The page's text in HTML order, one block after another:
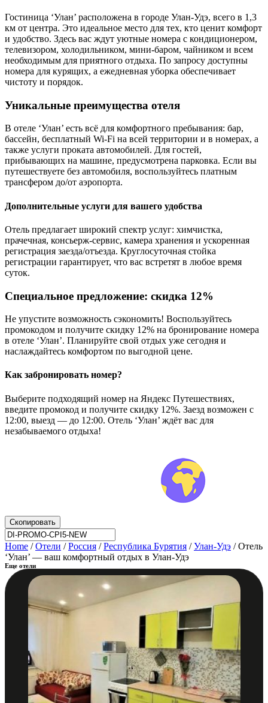
Гостиница ‘Улан’ расположена в городе Улан-Удэ, всего в 1,3
км от центра. Это идеальное место для тех, кто ценит комфорт
и удобство. Здесь вас ждут уютные номера с кондиционером,
телевизором, холодильником, мини-баром, чайником и всем
необходимым для приятного отдыха. По запросу доступны
номера для курящих, а ежедневная уборка обеспечивает
чистоту и порядок.
Уникальные преимущества отеля
В отеле ‘Улан’ есть всё для комфортного пребывания: бар,
бассейн, бесплатный Wi-Fi на всей территории и в номерах, а
также услуги проката автомобилей. Для гостей,
прибывающих на машине, предусмотрена парковка. Если вы
путешествуете без автомобиля, воспользуйтесь платным
трансфером до/от аэропорта.
Дополнительные услуги для вашего удобства
Отель предлагает широкий спектр услуг: химчистка,
прачечная, консьерж-сервис, камера хранения и ускоренная
регистрация заезда/отъезда. Круглосуточная стойка
регистрации гарантирует, что вас встретят в любое время
суток.
Специальное предложение: скидка 12%
Не упустите возможность сэкономить! Воспользуйтесь
промокодом и получите скидку 12% на бронирование номера
в отеле ‘Улан’. Планируйте свой отдых уже сегодня и
наслаждайтесь комфортом по выгодной цене.
Как забронировать номер?
Выберите подходящий номер на Яндекс Путешествиях,
введите промокод и получите скидку 12%. Заезд возможен с
12:00, выезд — до 12:00. Отель ‘Улан’ ждёт вас для
незабываемого отдыха!
Скопировать
Home /Отели /Россия /Республика Бурятия /Улан-Удэ / Отель
‘Улан’ — ваш комфортный отдых в Улан-Удэ
Еще отели